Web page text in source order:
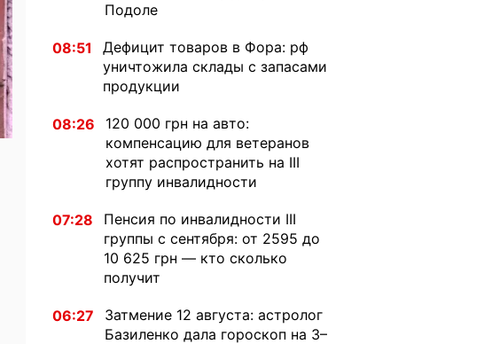
Подоле
08:51
Дефицит товаров в Фора: рф
уничтожила склады с запасами
продукции
08:26
120 000 грн на авто:
компенсацию для ветеранов
хотят распространить на III
группу инвалидности
07:28
Пенсия по инвалидности III
группы с сентября: от 2595 до
10 625 грн — кто сколько
получит
06:27
Затмение 12 августа: астролог
Базиленко дала гороскоп на 3–